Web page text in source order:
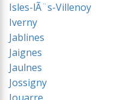
Isles-lÃ¨s-Villenoy
Iverny
Jablines
Jaignes
Jaulnes
Jossigny